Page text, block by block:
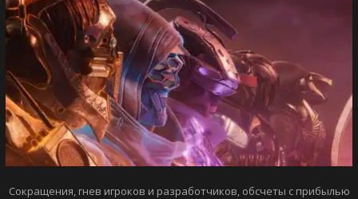
Сокращения, гнев игроков и разработчиков, обсчеты с прибылью